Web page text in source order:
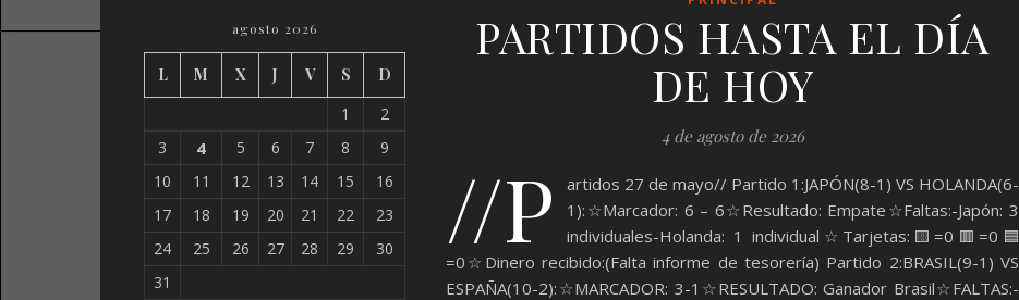
agosto 2026
L M X J V S
D
1
2
3
4 5 6 7 8
9
10
11 12 13 14 15
16
17
18 19 20 21 22
23
24
25 26 27 28 29
30
31
PARTIDOS HASTA EL DÍA
DE HOY
4 de agosto de 2026
//P
artidos 27 de mayo// Partido 1:JAPÓN(8-1) VS HOLANDA(6-
1):☆Marcador: 6 – 6☆Resultado: Empate☆Faltas:-Japón: 3
individuales-Holanda: 1 individual☆Tarjetas:🟨=0🟥=0🟦
=0☆Dinero recibido:(Falta informe de tesorería) Partido 2:BRASIL(9-1) VS
ESPAÑA(10-2):☆MARCADOR: 3-1☆RESULTADO: Ganador Brasil☆FALTAS:-